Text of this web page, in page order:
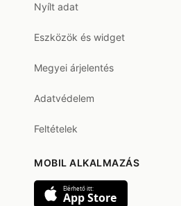
Nyílt adat
Eszközök és widget
Megyei árjelentés
Adatvédelem
Feltételek
MOBIL ALKALMAZÁS
Elérhető itt:
App Store